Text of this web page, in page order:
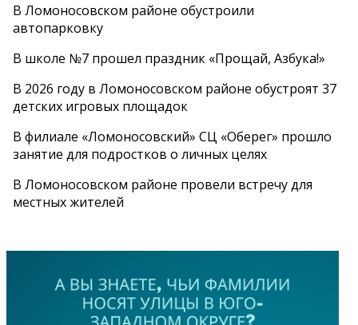
В Ломоносовском районе обустроили
автопарковку
В школе №7 прошел праздник «Прощай, Азбука!»
В 2026 году в Ломоносовском районе обустроят 37
детских игровых площадок
В филиале «Ломоносовский» СЦ «Оберег» прошло
занятие для подростков о личных целях
В Ломоносовском районе провели встречу для
местных жителей